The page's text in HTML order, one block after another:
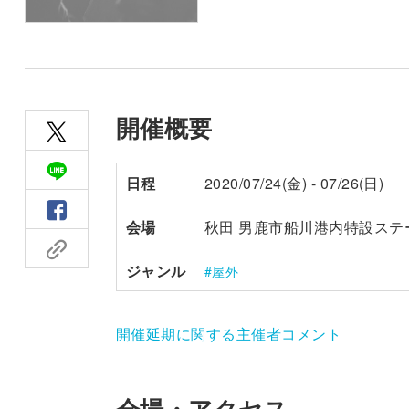
開催概要
日程 2020/07/24(金) - 07/26(日)
会場 秋田 男鹿市船川港内特設ステ
ジャンル 屋外
開催延期に関する主催者コメント